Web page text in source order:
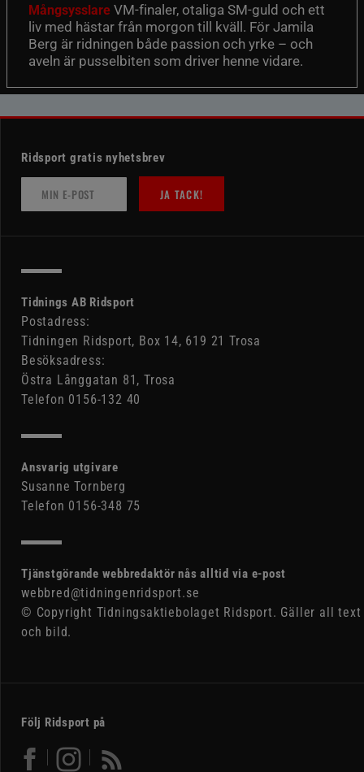
Mångsysslare VM-finaler, otaliga SM-guld och ett
liv med hästar från morgon till kväll. För Jamila
Berg är ridningen både passion och yrke – och
aveln är pusselbiten som driver henne vidare.
Ridsport gratis nyhetsbrev
JA TACK!
Tidnings AB Ridsport
Postadress:
Tidningen Ridsport, Box 14, 619 21 Trosa
Besöksadress:
Östra Långgatan 81, Trosa
Telefon 0156-132 40
Ansvarig utgivare
Susanne Tornberg
Telefon 0156-348 75
Tjänstgörande webbredaktör nås alltid via e-post
webbred@tidningenridsport.se
© Copyright Tidningsaktiebolaget Ridsport. Gäller all text
och bild.
Följ Ridsport på